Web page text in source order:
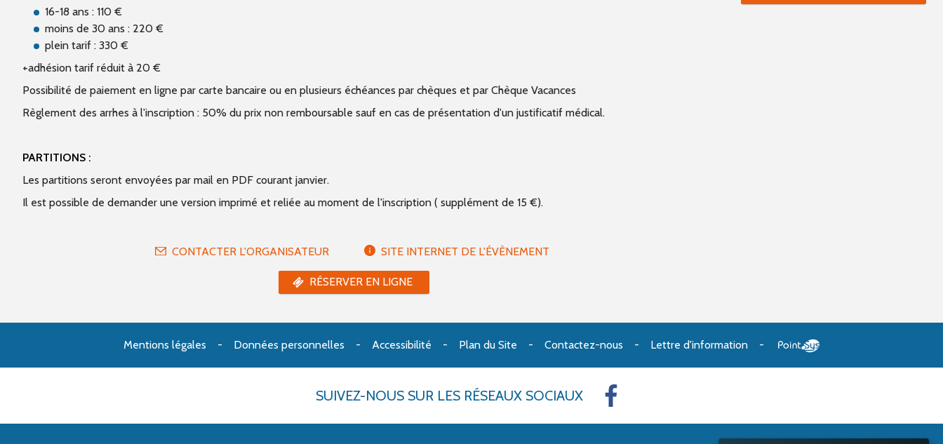
16-18 ans : 110 €
moins de 30 ans : 220 €
plein tarif : 330 €
+adhésion tarif réduit à 20 €
Possibilité de paiement en ligne par carte bancaire ou en plusieurs échéances par chèques et par Chèque Vacances
Règlement des arrhes à l'inscription : 50% du prix non remboursable sauf en cas de présentation d'un justificatif médical.
PARTITIONS :
Les partitions seront envoyées par mail en PDF courant janvier.
Il est possible de demander une version imprimé et reliée au moment de l'inscription ( supplément de 15 €).
CONTACTER L'ORGANISATEUR SITE INTERNET DE L'ÉVÈNEMENT
RÉSERVER EN LIGNE
Mentions légales Données personnelles Accessibilité Plan du Site Contactez-nous Lettre d'information
SUIVEZ-NOUS SUR LES RÉSEAUX SOCIAUX